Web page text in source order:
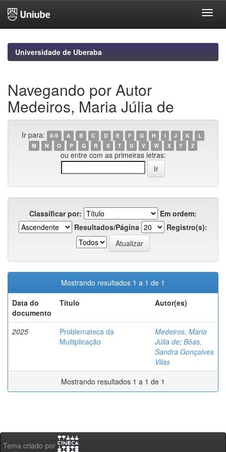
navigationUniversidade de Uberaba
Navegando por Autor
Medeiros, Maria Júlia de
Ir para: 0-9 A B C D E F G H I J K
L
M
N O P Q R S T U V W X Y Z
ou entre com as primeiras letras:
Classificar por:
Em ordem:
Resultados/Página
Registro(s):
Mostrando resultados 1 a 1 de 1
Data do
documento
Título Autor(es)
2025
Problemateca da
Multiplicação
Medeiros, Maria
Júlia de; Bôas,
Sandra Gonçalves
Vilas
Mostrando resultados 1 a 1 de 1
Tema criado por